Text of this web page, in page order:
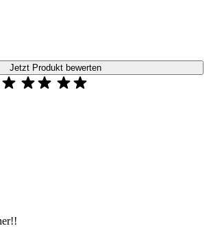
Jetzt Produkt bewerten